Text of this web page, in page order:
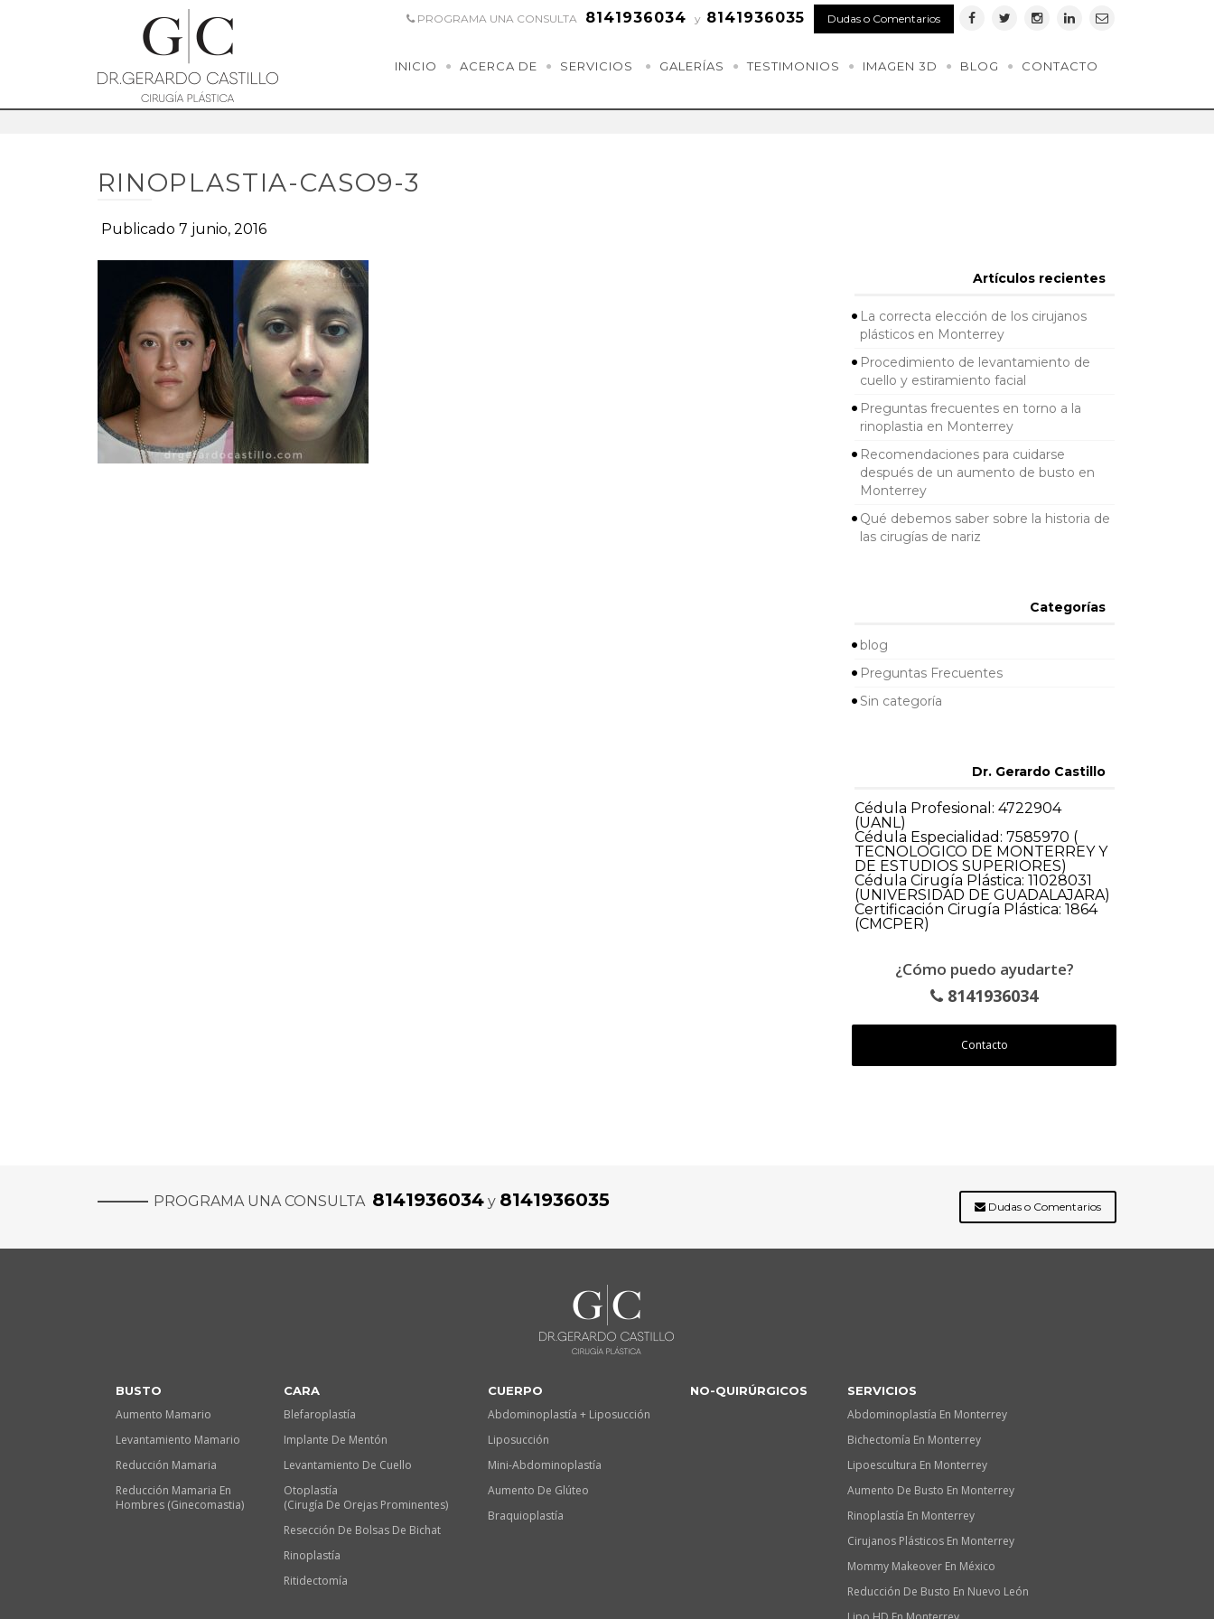
PROGRAMA UNA CONSULTA 8141936034 y 8141936035 Dudas o Comentarios
INICIO ACERCA DE SERVICIOS GALERÍAS TESTIMONIOS IMAGEN 3D BLOG CONTACTO
RINOPLASTIA-CASO9-3
Publicado 7 junio, 2016
Artículos recientes
La correcta elección de los cirujanos
plásticos en Monterrey
Procedimiento de levantamiento de
cuello y estiramiento facial
Preguntas frecuentes en torno a la
rinoplastia en Monterrey
Recomendaciones para cuidarse
después de un aumento de busto en
Monterrey
Qué debemos saber sobre la historia de
las cirugías de nariz
Categorías
blog
Preguntas Frecuentes
Sin categoría
Dr. Gerardo Castillo
Cédula Profesional: 4722904
(UANL)
Cédula Especialidad: 7585970 (
TECNOLOGICO DE MONTERREY Y
DE ESTUDIOS SUPERIORES)
Cédula Cirugía Plástica: 11028031
(UNIVERSIDAD DE GUADALAJARA)
Certificación Cirugía Plástica: 1864
(CMCPER)
¿Cómo puedo ayudarte?
8141936034
Contacto
PROGRAMA UNA CONSULTA 8141936034 y 8141936035 Dudas o Comentarios
BUSTO
Aumento Mamario
Levantamiento Mamario
Reducción Mamaria
Reducción Mamaria En
Hombres (Ginecomastia)
CARA
Blefaroplastía
Implante De Mentón
Levantamiento De Cuello
Otoplastía
(Cirugía De Orejas Prominentes)
Resección De Bolsas De Bichat
Rinoplastía
Ritidectomía
CUERPO
Abdominoplastía + Liposucción
Liposucción
Mini-Abdominoplastía
Aumento De Glúteo
Braquioplastía
NO-QUIRÚRGICOS SERVICIOS
Abdominoplastía En Monterrey
Bichectomía En Monterrey
Lipoescultura En Monterrey
Aumento De Busto En Monterrey
Rinoplastía En Monterrey
Cirujanos Plásticos En Monterrey
Mommy Makeover En México
Reducción De Busto En Nuevo León